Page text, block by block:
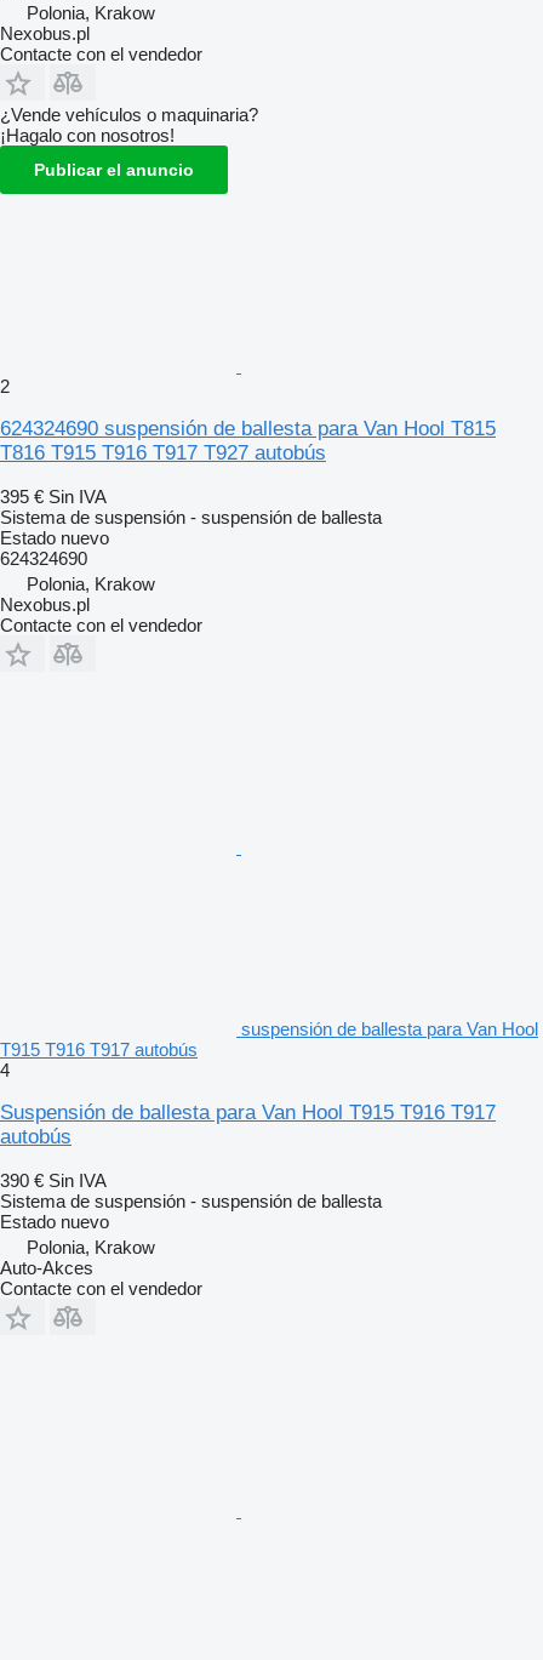
Polonia, Krakow
Nexobus.pl
Contacte con el vendedor
¿Vende vehículos o maquinaria?
¡Hagalo con nosotros!
Publicar el anuncio
2
624324690 suspensión de ballesta para Van Hool T815
T816 T915 T916 T917 T927 autobús
395 € Sin IVA
Sistema de suspensión - suspensión de ballesta
Estado nuevo
624324690
Polonia, Krakow
Nexobus.pl
Contacte con el vendedor
suspensión de ballesta para Van Hool
T915 T916 T917 autobús
4
Suspensión de ballesta para Van Hool T915 T916 T917
autobús
390 € Sin IVA
Sistema de suspensión - suspensión de ballesta
Estado nuevo
Polonia, Krakow
Auto-Akces
Contacte con el vendedor